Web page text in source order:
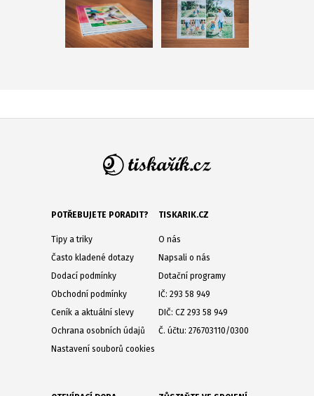
POTŘEBUJETE PORADIT?
Tipy a triky
Často kladené dotazy
Dodací podmínky
Obchodní podmínky
Ceník a aktuální slevy
Ochrana osobních údajů
Nastavení souborů cookies
TISKARIK.CZ
O nás
Napsali o nás
Dotační programy
IČ: 293 58 949
DIČ: CZ 293 58 949
Č. účtu: 276703110/0300